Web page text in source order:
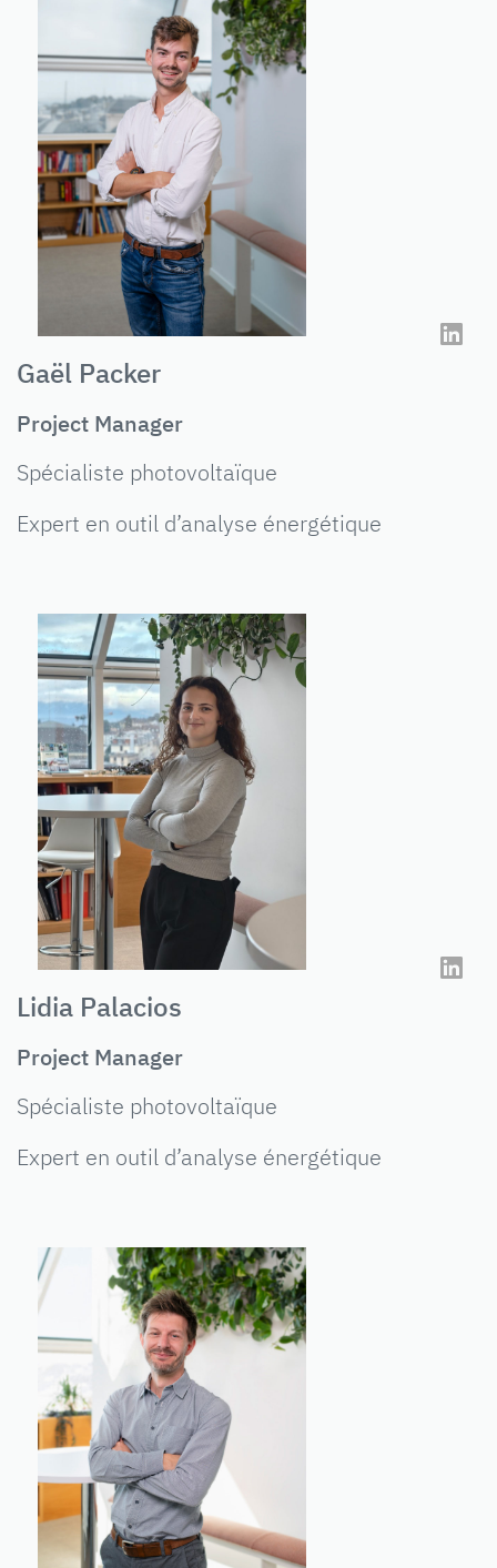
Gaël Packer
Project Manager
Spécialiste photovoltaïque
Expert en outil d’analyse énergétique
Lidia Palacios
Project Manager
Spécialiste photovoltaïque
Expert en outil d’analyse énergétique